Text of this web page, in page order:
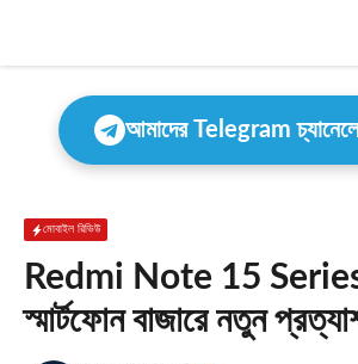
Menu
আমাদের Telegram
মোবাইল রিভিউ
Redmi Note 15 Series
স্মার্টফোন বাজারে নতুন